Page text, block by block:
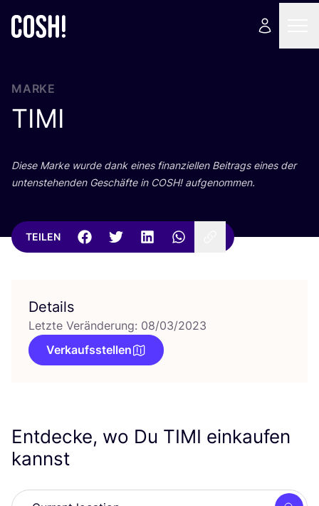
MARKE
TIMI
Die­se Mar­ke wur­de dank eines finan­zi­el­len Bei­trags eines der
unten­ste­hen­den Geschäf­te in COSH! aufgenommen.
TEILEN
Details
Letzte Veränderung: 08/03/2023
Verkaufsstellen
Entdecke, wo Du TIMI einkaufen
kannst